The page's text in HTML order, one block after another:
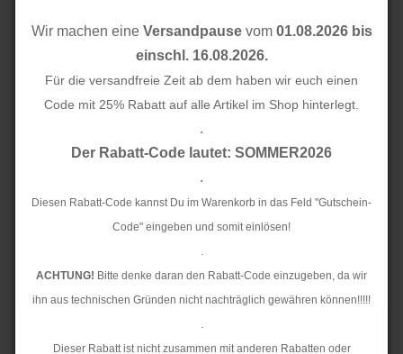
Wir machen eine Versandpausevom 01.08.2026 bis
einschl. 16.08.2026.
Für die versandfreie Zeit ab dem haben wir euch einen
Code mit 25% Rabatt auf alle Artikel im Shop hinterlegt.
.
Der Rabatt-Code lautet: SOMMER2026
.
Diesen Rabatt-Code kannst Du im Warenkorb in das Feld "Gutschein-
Code" eingeben und somit einlösen!
.
ACHTUNG! Bitte denke daran den Rabatt-Code einzugeben, da wir
ihn aus technischen Gründen nicht nachträglich gewähren können!!!!!
.
Dieser Rabatt ist nicht zusammen mit anderen Rabatten oder